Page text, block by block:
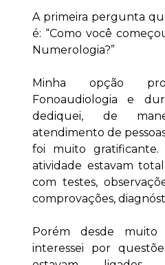
A primeira pergunta
é: “Como você
Numerologia?”
Minha opção
Fonoaudiologia e
dediquei, de
atendimento de
foi muito
atividade estavam
com testes,
comprovações,
Porém desde
interessei por